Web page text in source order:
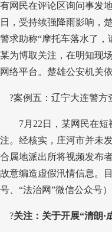
有网民在评论区询问事发
日，受持续强降雨影响，
警求助称“摩托车落水了
某为博取关注，在明知现
网络平台。楚雄公安机关
?案例五：辽宁大连警方
7月22日，某网民在短视
注。经核实，庄河市并未
合属地派出所将视频发布
故意编造虚假汛情信息。
号、“法治网”微信公众号）
?关注：关于开展“清朗·